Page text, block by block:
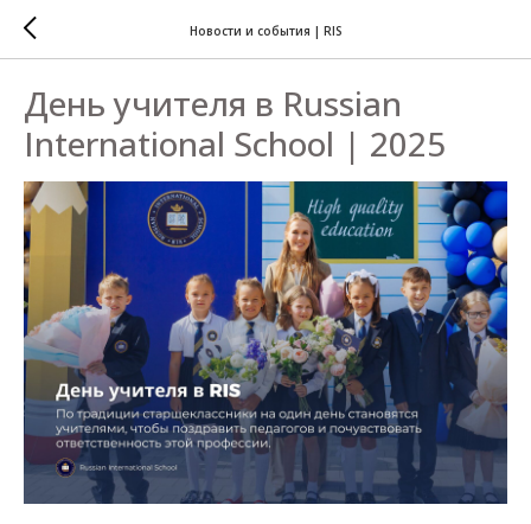
Новости и события | RIS
День учителя в Russian
International School | 2025